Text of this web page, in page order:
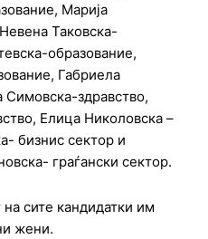
Марија
Таковска-
образование,
Габриела
Симовска-здравство,
Елица Николовска –
бизнис сектор и
граѓански сектор.
на сите кандидатки им
жени.